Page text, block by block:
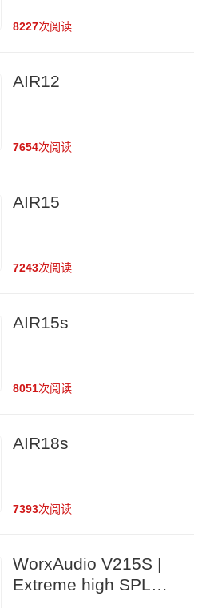
8227次阅读
AIR12
7654次阅读
AIR15
7243次阅读
AIR15s
8051次阅读
AIR18s
7393次阅读
WorxAudio V215S |
Extreme high SPL